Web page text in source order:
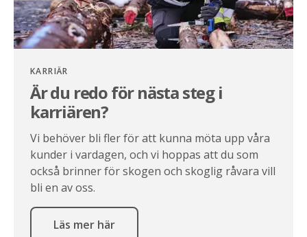
KARRIÄR
Är du redo för nästa steg i
karriären?
Vi behöver bli fler för att kunna möta upp våra
kunder i vardagen, och vi hoppas att du som
också brinner för skogen och skoglig råvara vill
bli en av oss.
Läs mer här